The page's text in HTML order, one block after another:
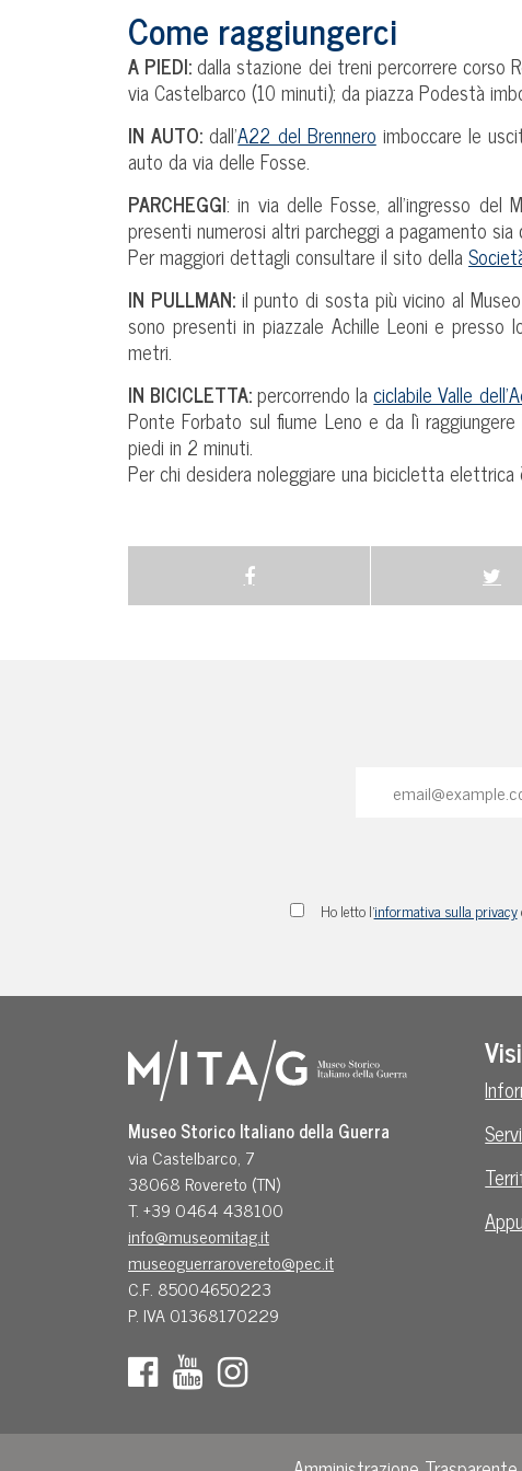
Come raggiungerci
A PIEDI:dalla stazione dei treni percorrere corso
via Castelbarco (10 minuti); da piazza Podestà
IN AUTO: dall’A22 del Brennero imboccare le
auto da via delle Fosse.
PARCHEGGI: in via delle Fosse, all’ingresso
presenti numerosi altri parcheggi a pagamento sia
Per maggiori dettagli consultare il sito della
IN PULLMAN:il punto di sosta più vicino al
sono presenti in piazzale Achille Leoni e presso
metri.
IN BICICLETTA:percorrendo laciclabile Valle
Ponte Forbato sul fiume Leno e da lì
piedi in 2 minuti.
Per chi desidera noleggiare una bicicletta
Ho letto l'informativa sulla privacy
Museo Storico Italiano della Guerra
via Castelbarco, 7
38068 Rovereto (TN)
T. +39 0464 438100
info@museomitag.it
museoguerrarovereto@pec.it
C.F. 85004650223
P. IVA 01368170229